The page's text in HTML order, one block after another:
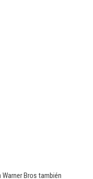
Bros también